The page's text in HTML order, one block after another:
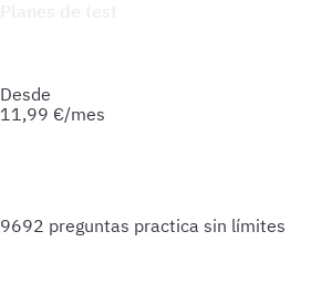
Desde
11,99 €/mes
9692 preguntas practica sin límites